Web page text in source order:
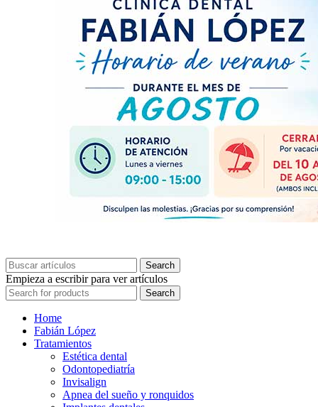
Search
Empieza a escribir para ver artículos
Search
Home
Fabián López
Tratamientos
Estética dental
Odontopediatría
Invisalign
Apnea del sueño y ronquidos